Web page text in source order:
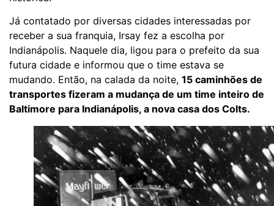
Já contatado por diversas cidades interessadas por
receber a sua franquia, Irsay fez a escolha por
Indianápolis. Naquele dia, ligou para o prefeito da sua
futura cidade e informou que o time estava se
mudando. Então, na calada da noite, 15 caminhões de
transportes fizeram a mudança de um time inteiro de
Baltimore para Indianápolis, a nova casa dos Colts.